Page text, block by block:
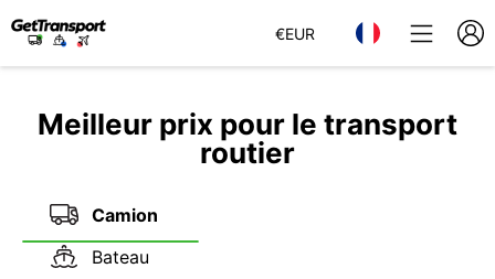
€EUR
Meilleur prix pour le transport
routier
Camion
Bateau